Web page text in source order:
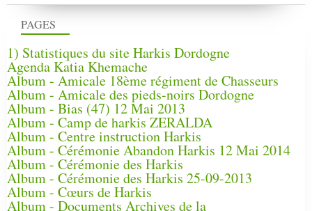
PAGES
1) Statistiques du site Harkis Dordogne
Agenda Katia Khemache
Album - Amicale 18ème régiment de Chasseurs
Album - Amicale des pieds-noirs Dordogne
Album - Bias (47) 12 Mai 2013
Album - Camp de harkis ZERALDA
Album - Centre instruction Harkis
Album - Cérémonie Abandon Harkis 12 Mai 2014
Album - Cérémonie des Harkis
Album - Cérémonie des Harkis 25-09-2013
Album - Cœurs de Harkis
Album - Documents Archives de la